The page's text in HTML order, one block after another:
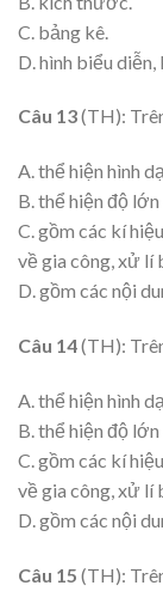
C. bảng kê.
D. hình biểu
Câu 13(TH):
A. thể hiện hình
B. thể hiện độ
C. gồm các kí
về gia công, xử lí
D. gồm các nội
Câu 14(TH):
A. thể hiện hình
B. thể hiện độ
C. gồm các kí
về gia công, xử lí
D. gồm các nội
Câu 15 (TH):